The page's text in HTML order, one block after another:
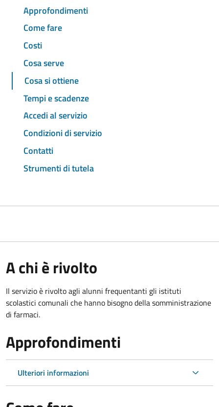
Approfondimenti
Come fare
Costi
Cosa serve
Cosa si ottiene
Tempi e scadenze
Accedi al servizio
Condizioni di servizio
Contatti
Strumenti di tutela
A chi è rivolto
Il servizio è rivolto agli alunni frequentanti gli istituti
scolastici comunali che hanno bisogno della somministrazione
di farmaci.
Approfondimenti
Ulteriori informazioni